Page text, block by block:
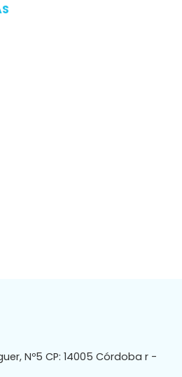
Nº5 CP: 14005 Córdoba r -